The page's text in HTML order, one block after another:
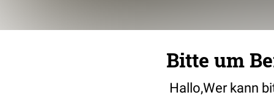
Bitte um
Hallo,Wer kann